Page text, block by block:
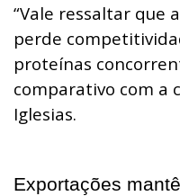
“Vale ressaltar que
perde
proteínas
comparativo com a
Iglesias.
Exportações